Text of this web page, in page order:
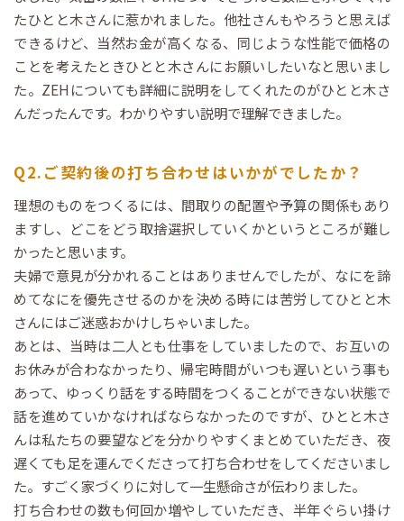
たひとと木さんに惹かれました。他社さんもやろうと思えば
できるけど、当然お金が高くなる、同じような性能で価格の
ことを考えたときひとと木さんにお願いしたいなと思いまし
た。ZEHについても詳細に説明をしてくれたのがひとと木さ
んだったんです。わかりやすい説明で理解できました。
Q2.ご契約後の打ち合わせはいかがでしたか？
理想のものをつくるには、間取りの配置や予算の関係もあり
ますし、どこをどう取捨選択していくかというところが難し
かったと思います。
夫婦で意見が分かれることはありませんでしたが、なにを諦
めてなにを優先させるのかを決める時には苦労してひとと木
さんにはご迷惑おかけしちゃいました。
あとは、当時は二人とも仕事をしていましたので、お互いの
お休みが合わなかったり、帰宅時間がいつも遅いという事も
あって、ゆっくり話をする時間をつくることができない状態で
話を進めていかなければならなかったのですが、ひとと木さ
んは私たちの要望などを分かりやすくまとめていただき、夜
遅くても足を運んでくださって打ち合わせをしてくださいまし
た。すごく家づくりに対して一生懸命さが伝わりました。
打ち合わせの数も何回か増やしていただき、半年ぐらい掛け